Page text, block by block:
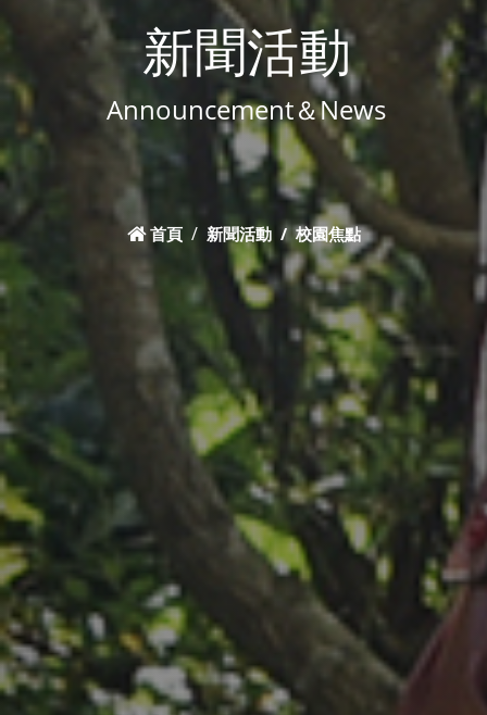
新聞活動
Announcement＆News
首頁 新聞活動 校園焦點